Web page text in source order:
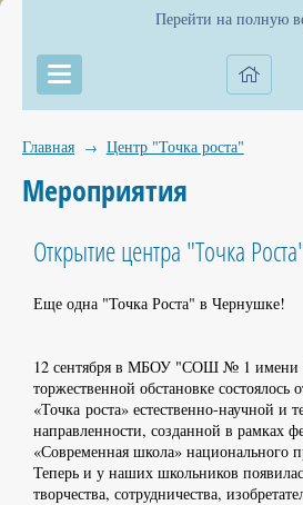
Перейти на полную
Главная → Центр "Точка роста"
Мероприятия
Открытие центра "Точка
Еще одна "Точка Роста" в Чернушке!
12 сентября в МБОУ "СОШ № 1 имени
торжественной обстановке состоялось
«Точка роста» естественно-научной и
направленности, созданной в рамках
«Современная школа» национального
Теперь и у наших школьников
творчества, сотрудничества,